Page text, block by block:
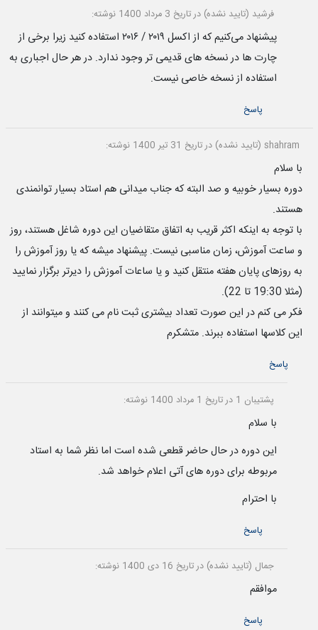
فرشید (تایید نشده) در تاریخ 3 مرداد 1400 نوشته:
پیشنهاد می‌کنیم که از اکسل ۲۰۱۹ / ۲۰۱۶ استفاده کنید زیرا برخی از
چارت ها در نسخه های قدیمی تر وجود ندارد. در هر حال اجباری به
استفاده از نسخه خاصی نیست.
پاسخ
shahram (تایید نشده) در تاریخ 31 تیر 1400 نوشته:
با سلام
دوره بسیار خوبیه و صد البته که جناب میدانی هم استاد بسیار توانمندی
هستند.
با توجه به اینکه اکثر قریب به اتفاق متقاضیان این دوره شاغل هستند، روز
و ساعت آموزش، زمان مناسبی نیست. پیشنهاد میشه که یا روز آموزش را
به روزهای پایان هفته منتقل کنید و یا ساعات آموزش را دیرتر برگزار نمایید
(مثلا 19:30 تا 22).
فکر می کنم در این صورت تعداد بیشتری ثبت نام می کنند و میتوانند از
این کلاسها استفاده ببرند. متشکرم
پاسخ
پشتیبان 1 در تاریخ 1 مرداد 1400 نوشته:
با سلام
این دوره در حال حاضر قطعی شده است اما نظر شما به استاد
مربوطه برای دوره های آتی اعلام خواهد شد.
با احترام
پاسخ
جمال (تایید نشده) در تاریخ 16 دی 1400 نوشته:
موافقم
پاسخ